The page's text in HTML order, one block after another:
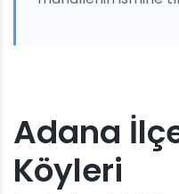
Adana
Köyleri